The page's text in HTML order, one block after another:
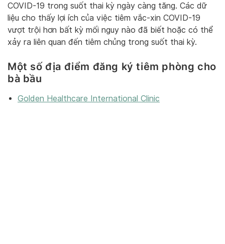
COVID-19 trong suốt thai kỳ ngày càng tăng. Các dữ
liệu cho thấy lợi ích của việc tiêm vắc-xin COVID-19
vượt trội hơn bất kỳ mối nguy nào đã biết hoặc có thể
xảy ra liên quan đến tiêm chủng trong suốt thai kỳ.
Một số địa điểm đăng ký tiêm phòng cho
bà bầu
Golden Healthcare International Clinic